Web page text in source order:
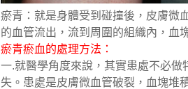
瘀青：就是身體受到碰撞後，皮膚微
的血管流出，流到周圍的組織內，血
瘀青瘀血的處理方法：
一.就醫學角度來說，其實患處不必做
失。患處是皮膚微血管破裂，血塊堆